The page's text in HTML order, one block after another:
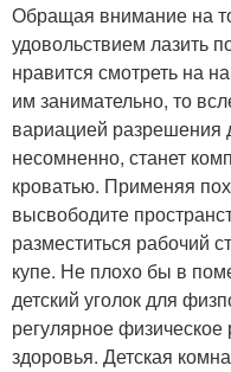
Обращая внимание на
удовольствием лазить
нравится смотреть на
им занимательно, то
вариацией разрешения
несомненно, станет
кроватью. Применяя
высвободите
разместиться рабочий
купе. Не плохо бы в
детский уголок для
регулярное физическое
здоровья. Детская